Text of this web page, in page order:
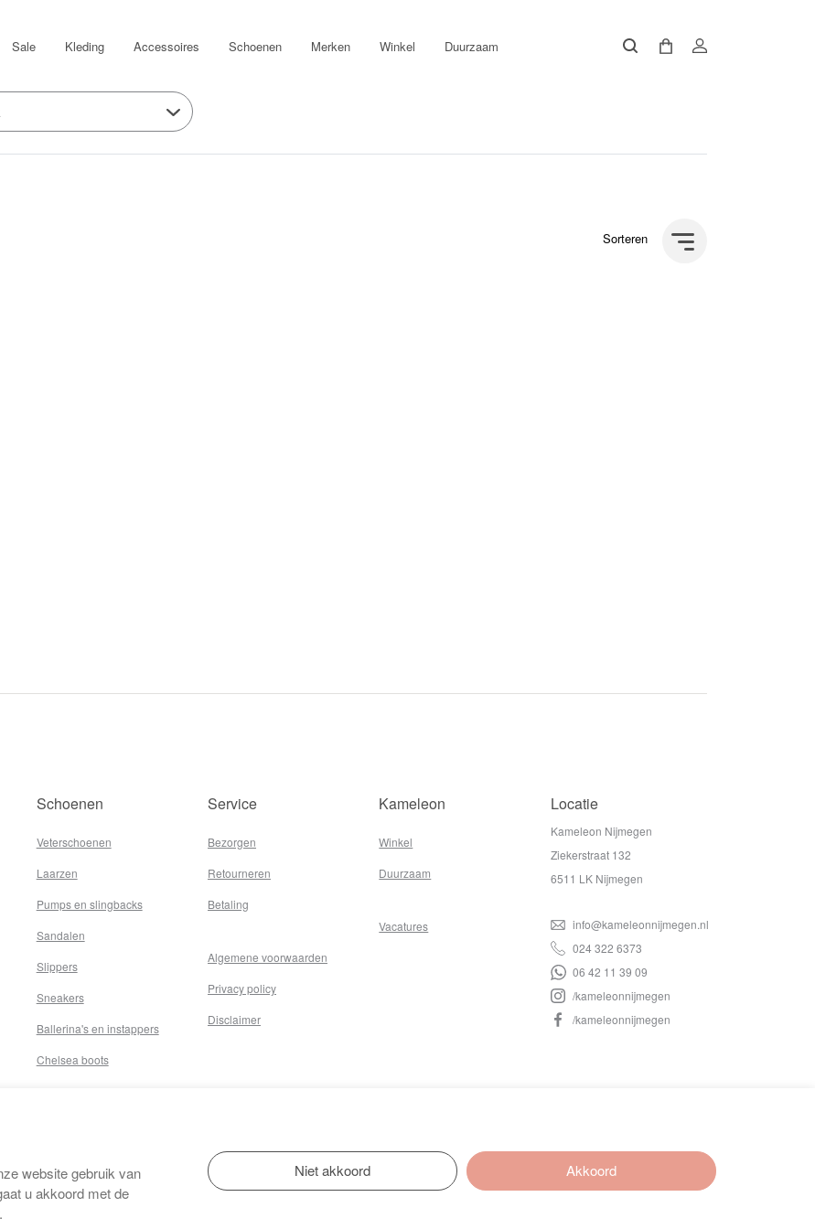
Sale Kleding Accessoires Schoenen Merken Winkel Duurzaam
Sorteren
Schoenen
Veterschoenen
Laarzen
Pumps en slingbacks
Sandalen
Slippers
Sneakers
Ballerina's en instappers
Chelsea boots
Service
Bezorgen
Retourneren
Betaling
Algemene voorwaarden
Privacy policy
Disclaimer
Kameleon
Winkel
Duurzaam
Vacatures
Locatie
Kameleon Nijmegen
Ziekerstraat 132
6511 LK Nijmegen
info@kameleonnijmegen.nl
024 322 6373
06 42 11 39 09
/kameleonnijmegen
/kameleonnijmegen
website gebruik van
u akkoord met de
.